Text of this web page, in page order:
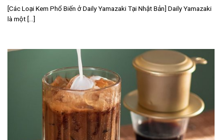
[Các Loại Kem Phổ Biến ở Daily Yamazaki Tại Nhật Bản] Daily Yamazaki
là một [...]